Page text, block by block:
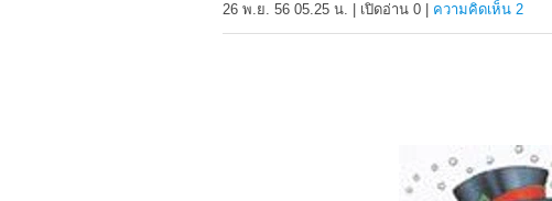
26 พ.ย. 56 05.25 น. เปิดอ่าน 0 ความคิดเห็น 2